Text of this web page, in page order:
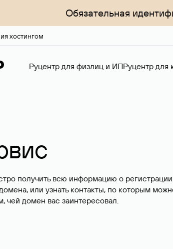
Обязательная
хостингом
Руцентр для физлиц и ИПРуцентр для
получить всю информацию о
или узнать контакты, по которым
чей домен вас заинтересовал.